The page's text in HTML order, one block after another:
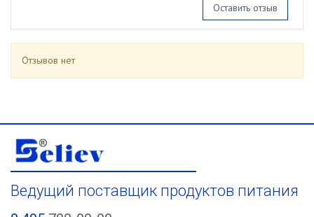
Оставить отзыв
Отзывов нет
Ведущий поставщик продуктов питания